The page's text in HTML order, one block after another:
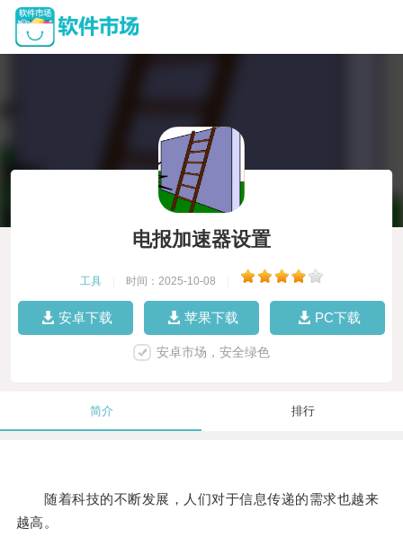
电报加速器设置
工具 时间：2025-10-08
安卓下载 苹果下载 PC下载
安卓市场，安全绿色
简介 排行
随着科技的不断发展，人们对于信息传递的需求也越来
越高。